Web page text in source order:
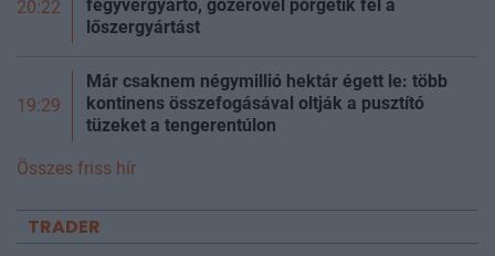
20:22
fegyvergyártó, gőzerővel pörgetik fel a
lőszergyártást
19:29
Már csaknem négymillió hektár égett le: több
kontinens összefogásával oltják a pusztító
tüzeket a tengerentúlon
Összes friss hír
TRADER